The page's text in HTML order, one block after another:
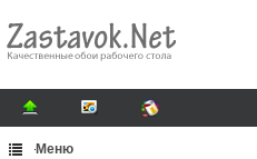
Меню